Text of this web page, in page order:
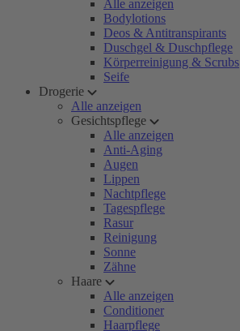
Alle anzeigen
Bodylotions
Deos & Antitranspirants
Duschgel & Duschpflege
Körperreinigung & Scrubs
Seife
Drogerie
Alle anzeigen
Gesichtspflege
Alle anzeigen
Anti-Aging
Augen
Lippen
Nachtpflege
Tagespflege
Rasur
Reinigung
Sonne
Zähne
Haare
Alle anzeigen
Conditioner
Haarpflege